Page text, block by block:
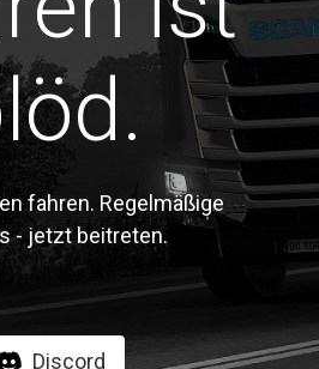
fahren. Regelmäßige
- jetzt beitreten.
Discord